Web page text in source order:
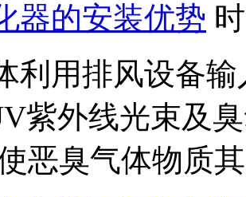
器的安装优势
利用排风设备
紫外线光束及
恶臭气体物质